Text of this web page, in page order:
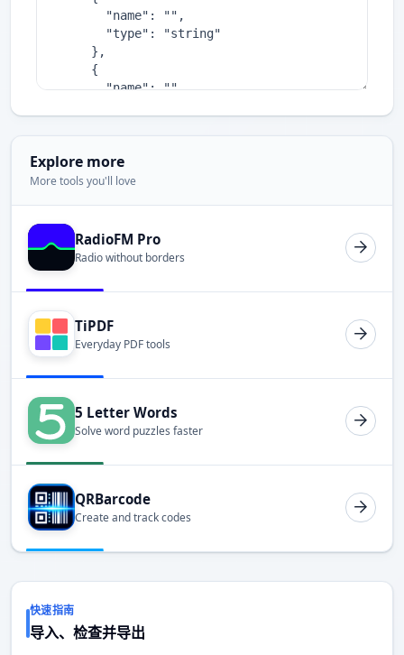
Explore more
More tools you'll love
RadioFM Pro
Radio without borders
TiPDF
Everyday PDF tools
5 Letter Words
Solve word puzzles faster
QRBarcode
Create and track codes
快速指南
导入、检查并导出